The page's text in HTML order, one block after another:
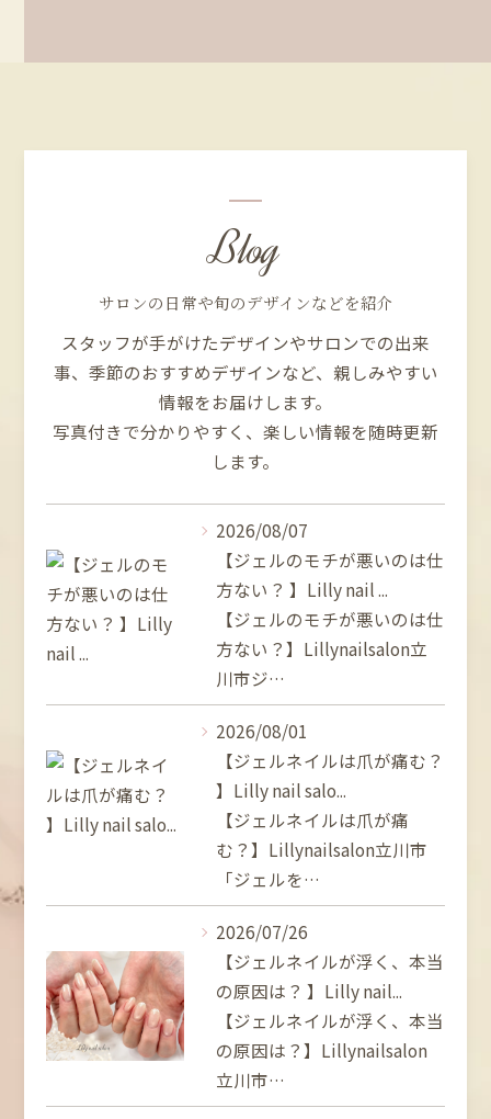
サロンの日常や旬のデザインなどを紹介
Blog
スタッフが手がけたデザインやサロンでの出来
事、季節のおすすめデザインなど、親しみやすい
情報をお届けします。
写真付きで分かりやすく、楽しい情報を随時更新
します。
2026/08/07
【ジェルのモチが悪いのは仕
方ない？ 】Lilly nail ...
【ジェルのモチが悪いのは仕
方ない？】Lillynailsalon立
川市ジ…
2026/08/01
【ジェルネイルは爪が痛む？
】Lilly nail salo...
【ジェルネイルは爪が痛
む？】Lillynailsalon立川市
「ジェルを…
2026/07/26
【ジェルネイルが浮く、本当
の原因は？ 】Lilly nail...
【ジェルネイルが浮く、本当
の原因は？】Lillynailsalon
立川市…